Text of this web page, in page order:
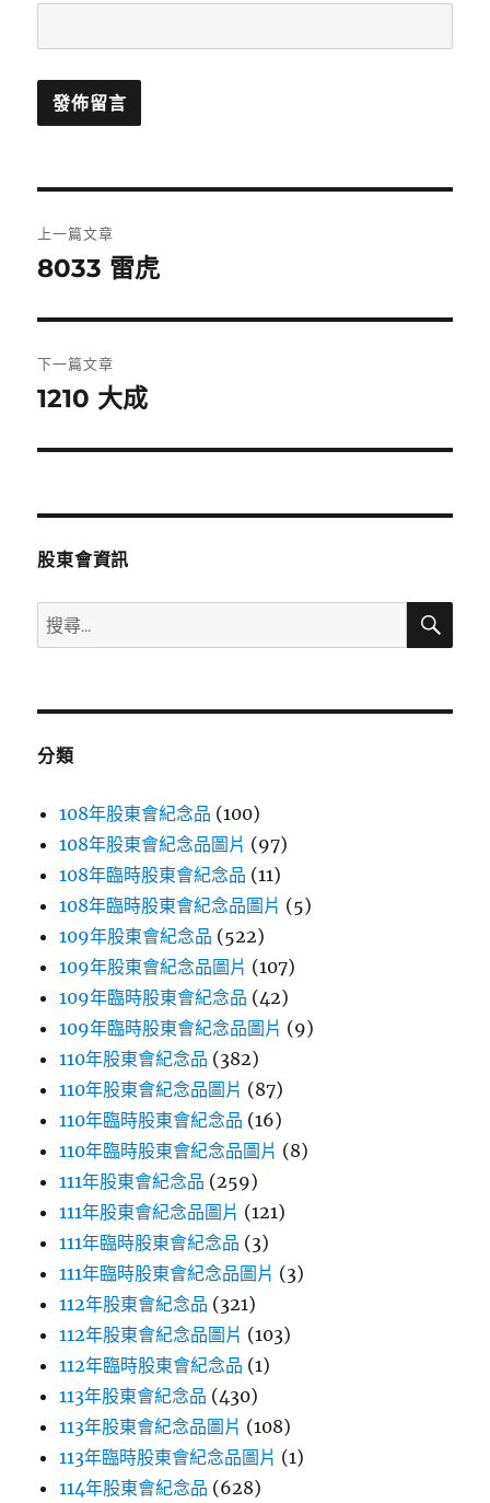
章
覽
上一篇文章
上
篇
文
章:
8033 雷虎
下一篇文章
下
篇
章:
1210 大成
股東會資訊
搜
尋
鍵
搜
分類
108年股東會紀念品 (100)
108年股東會紀念品圖片 (97)
108年臨時股東會紀念品 (11)
108年臨時股東會紀念品圖片 (5)
109年股東會紀念品 (522)
109年股東會紀念品圖片 (107)
109年臨時股東會紀念品 (42)
109年臨時股東會紀念品圖片 (9)
110年股東會紀念品 (382)
110年股東會紀念品圖片 (87)
110年臨時股東會紀念品 (16)
110年臨時股東會紀念品圖片 (8)
111年股東會紀念品 (259)
111年股東會紀念品圖片 (121)
111年臨時股東會紀念品 (3)
111年臨時股東會紀念品圖片 (3)
112年股東會紀念品 (321)
112年股東會紀念品圖片 (103)
112年臨時股東會紀念品 (1)
113年股東會紀念品 (430)
113年股東會紀念品圖片 (108)
113年臨時股東會紀念品圖片 (1)
114年股東會紀念品 (628)